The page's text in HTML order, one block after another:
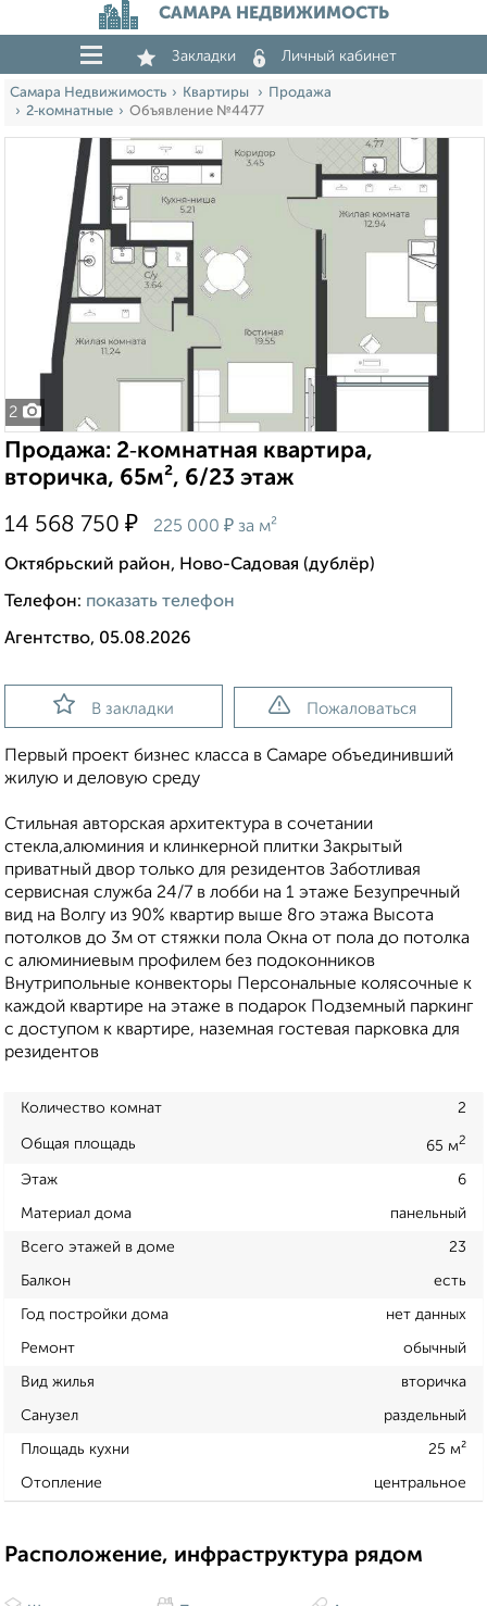
САМАРА НЕДВИЖИМОСТЬ
Закладки Личный кабинет
Самара Недвижимость Квартиры
Продажа
2‑комнатные
Объявление №4477
2
Продажа: 2‑комнатная квартира,
вторичка, 65м², 6/23 этаж
14 568 750 ₽ 225 000 ₽ за м²
Октябрьский район, Ново-Садовая (дублёр)
Телефон: показать телефон
Агентство, 05.08.2026
В закладки Пожаловаться
Первый проект бизнес класса в Самаре объединивший
жилую и деловую среду
Стильная авторская архитектура в сочетании
стекла,алюминия и клинкерной плитки Закрытый
приватный двор только для резидентов Заботливая
сервисная служба 24/7 в лобби на 1 этаже Безупречный
вид на Волгу из 90% квартир выше 8го этажа Высота
потолков до 3м от стяжки пола Окна от пола до потолка
с алюминиевым профилем без подоконников
Внутрипольные конвекторы Персональные колясочные к
каждой квартире на этаже в подарок Подземный паркинг
с доступом к квартире, наземная гостевая парковка для
резидентов
Количество комнат 2
Общая площадь 65 м2
Этаж 6
Материал дома панельный
Всего этажей в доме 23
Балкон есть
Год постройки дома нет данных
Ремонт обычный
Вид жилья вторичка
Санузел раздельный
Площадь кухни 25 м²
Отопление центральное
Расположение, инфраструктура рядом